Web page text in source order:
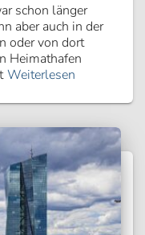
schon länger
aber auch in der
oder von dort
Heimathafen
Weiterlesen